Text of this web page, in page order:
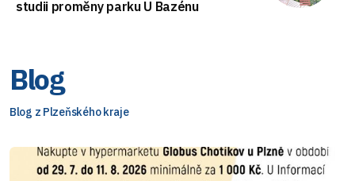
studii proměny parku U Bazénu
Blog
Blog z Plzeňského kraje